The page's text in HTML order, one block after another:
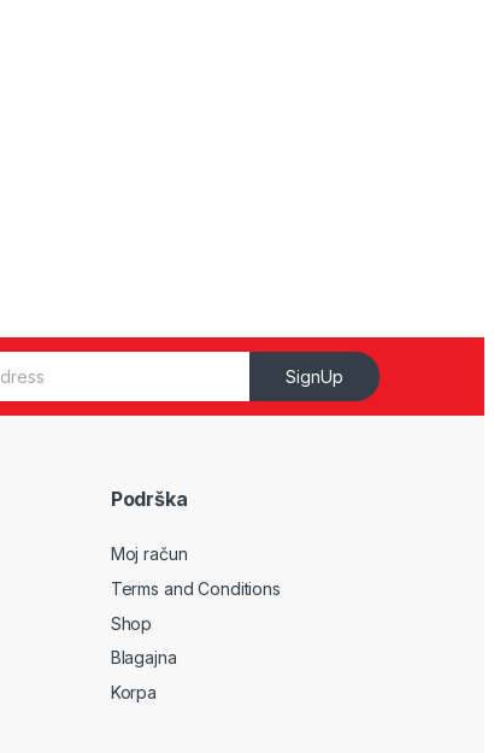
SignUp
Podrška
Moj račun
Terms and Conditions
Shop
Blagajna
Korpa